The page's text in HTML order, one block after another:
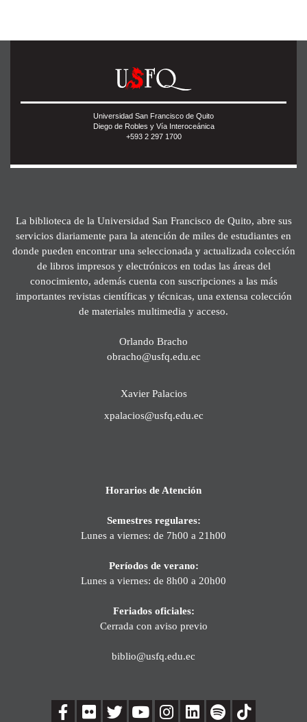
Universidad San Francisco de Quito
Diego de Robles y Vía Interoceánica
+593 2 297 1700
La biblioteca de la Universidad San Francisco de Quito, abre sus
servicios diariamente para la atención de miles de estudiantes en
donde pueden encontrar una seleccionada y actualizada colección
de libros impresos y electrónicos en todas las áreas del
conocimiento, además cuenta con suscripciones a las más
importantes revistas científicas y técnicas, una extensa colección
de materiales multimedia y acceso.
Orlando Bracho
obracho@usfq.edu.ec
Xavier Palacios
xpalacios@usfq.edu.ec
Horarios de Atención
Semestres regulares:
Lunes a viernes: de 7h00 a 21h00
Períodos de verano:
Lunes a viernes: de 8h00 a 20h00
Feriados oficiales:
Cerrada con aviso previo
biblio@usfq.edu.ec